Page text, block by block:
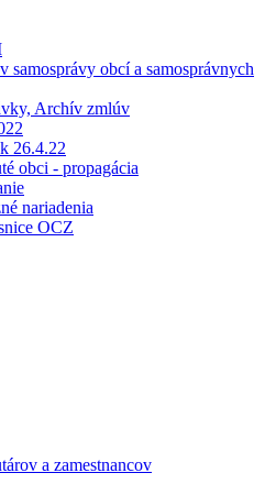
samosprávy obcí a samosprávnych
Archív zmlúv
26.4.22
obci - propagácia
nariadenia
OCZ
a zamestnancov